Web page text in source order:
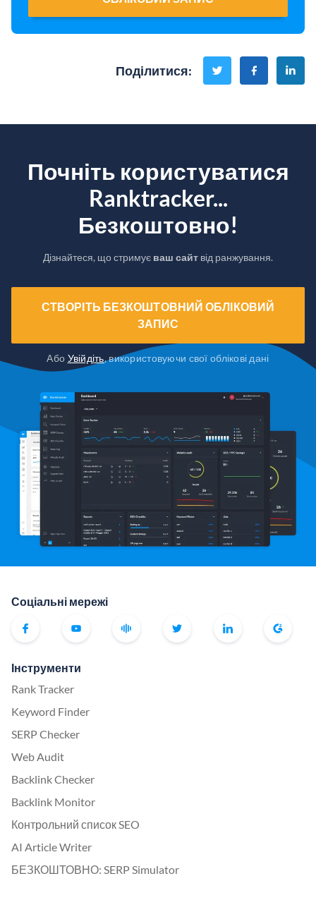
Поділитися:
Почніть користуватися
Ranktracker...
Безкоштовно!
Дізнайтеся, що стримує ваш сайт від ранжування.
СТВОРІТЬ БЕЗКОШТОВНИЙ ОБЛІКОВИЙ
ЗАПИС
Або Увійдіть, використовуючи свої облікові дані
Соціальні мережі
Інструменти
Rank Tracker
Keyword Finder
SERP Checker
Web Audit
Backlink Checker
Backlink Monitor
Контрольний список SEO
AI Article Writer
БЕЗКОШТОВНО: SERP Simulator